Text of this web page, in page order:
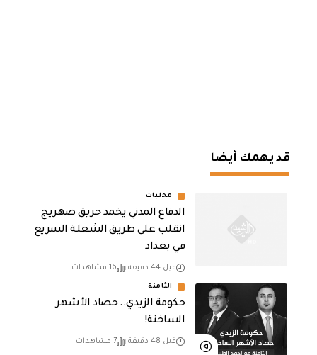
قد يهمك أيضا
محليات
الدفاع المدني يخمد حريق صهريج
انقلب على طريق الشعلة السريع
في بغداد
قبل 44 دقيقة 16 مشاهدات
الثامنة
حكومة الزيدي.. حصاد الأشهر
الساخنة!
قبل 48 دقيقة 7 مشاهدات